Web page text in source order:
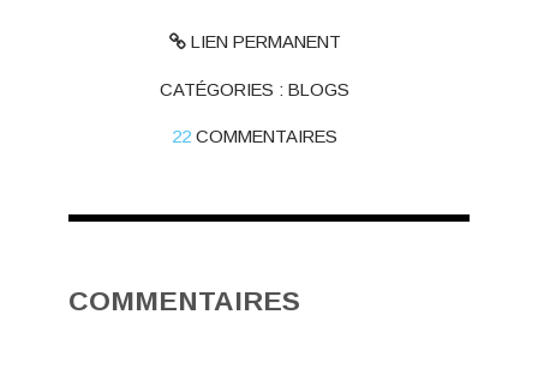
LIEN PERMANENT
CATÉGORIES :BLOGS
22 COMMENTAIRES
COMMENTAIRES